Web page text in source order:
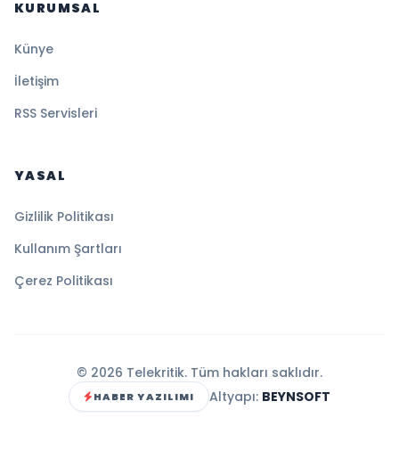
KURUMSAL
Künye
İletişim
RSS Servisleri
YASAL
Gizlilik Politikası
Kullanım Şartları
Çerez Politikası
© 2026 Telekritik. Tüm hakları saklıdır.
HABER YAZILIMI Altyapı: BEYNSOFT